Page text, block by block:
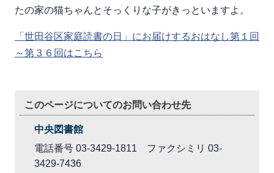
たの家の猫ちゃんとそっくりな子がきっといますよ。
「世田谷区家庭読書の日」にお届けするおはなし第１回
～第３６回はこちら
このページについてのお問い合わせ先
中央図書館
電話番号 03-3429-1811 ファクシミリ 03-
3429-7436